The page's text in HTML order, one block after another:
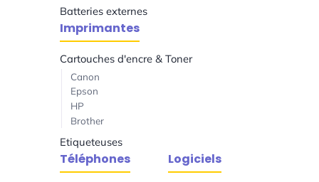
Batteries externes
Imprimantes
Cartouches d'encre & Toner
Canon
Epson
HP
Brother
Etiqueteuses
Téléphones Logiciels